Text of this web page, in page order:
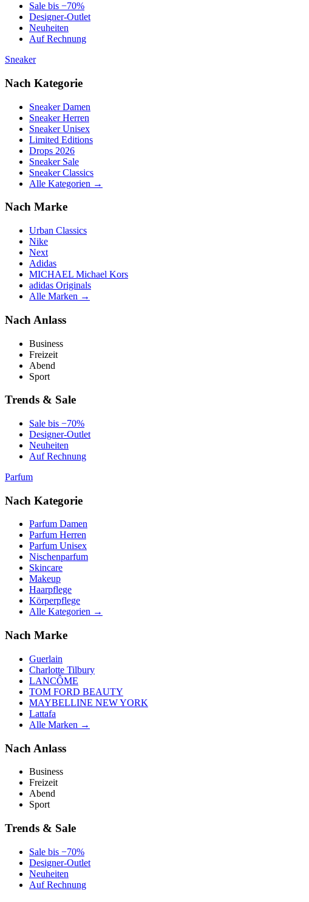
Sale bis −70%
Designer-Outlet
Neuheiten
Auf Rechnung
Sneaker
Nach Kategorie
Sneaker Damen
Sneaker Herren
Sneaker Unisex
Limited Editions
Drops 2026
Sneaker Sale
Sneaker Classics
Alle Kategorien →
Nach Marke
Urban Classics
Nike
Next
Adidas
MICHAEL Michael Kors
adidas Originals
Alle Marken →
Nach Anlass
Business
Freizeit
Abend
Sport
Trends & Sale
Sale bis −70%
Designer-Outlet
Neuheiten
Auf Rechnung
Parfum
Nach Kategorie
Parfum Damen
Parfum Herren
Parfum Unisex
Nischenparfum
Skincare
Makeup
Haarpflege
Körperpflege
Alle Kategorien →
Nach Marke
Guerlain
Charlotte Tilbury
LANCÔME
TOM FORD BEAUTY
MAYBELLINE NEW YORK
Lattafa
Alle Marken →
Nach Anlass
Business
Freizeit
Abend
Sport
Trends & Sale
Sale bis −70%
Designer-Outlet
Neuheiten
Auf Rechnung